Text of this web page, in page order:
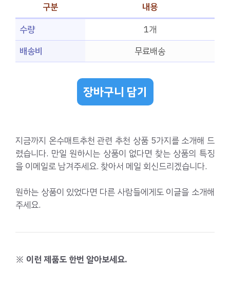
구분
내용
수량
1개
배송비
무료배송
장바구니 담기
지금까지 온수매트추천 관련 추천 상품 5가지를 소개해 드
렸습니다. 만일 원하시는 상품이 없다면 찾는 상품의 특징
을 이메일로 남겨주세요. 찾아서 메일 회신드리겠습니다.
원하는 상품이 있었다면 다른 사람들에게도 이글을 소개해
주세요.
※ 이런 제품도 한번 알아보세요.